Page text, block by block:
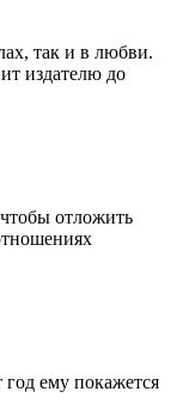
так и в любви.
издателю до
отложить
ему покажется